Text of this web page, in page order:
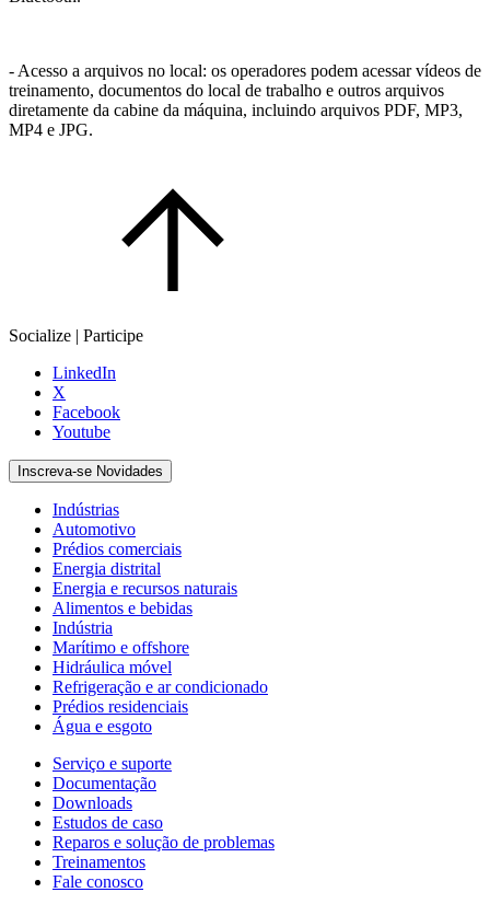
- Acesso a arquivos no local: os operadores podem acessar vídeos de
treinamento, documentos do local de trabalho e outros arquivos
diretamente da cabine da máquina, incluindo arquivos PDF, MP3,
MP4 e JPG.
Socialize | Participe
LinkedIn
X
Facebook
Youtube
Inscreva-se Novidades
Indústrias
Automotivo
Prédios comerciais
Energia distrital
Energia e recursos naturais
Alimentos e bebidas
Indústria
Marítimo e offshore
Hidráulica móvel
Refrigeração e ar condicionado
Prédios residenciais
Água e esgoto
Serviço e suporte
Documentação
Downloads
Estudos de caso
Reparos e solução de problemas
Treinamentos
Fale conosco